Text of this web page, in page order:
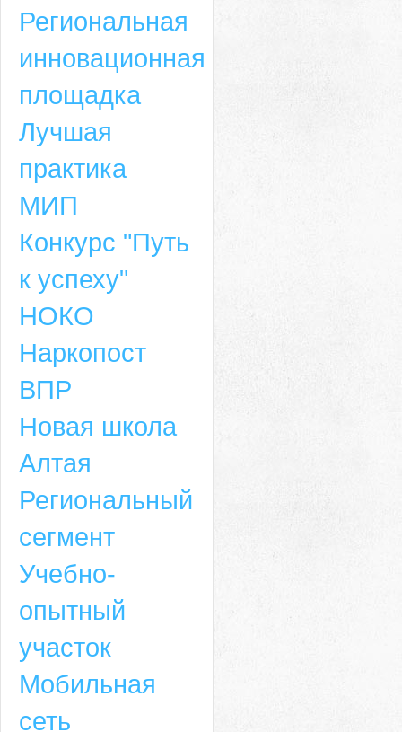
Региональная
инновационная
площадка
Лучшая
практика
МИП
Конкурс "Путь
к успеху"
НОКО
Наркопост
ВПР
Новая школа
Алтая
Региональный
сегмент
Учебно-
опытный
участок
Мобильная
сеть